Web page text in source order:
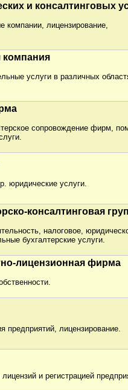
и консалтинговых
компании, лицензирование,
компания
услуги в различных
сопровождение фирм,
юридические услуги.
консалтинговая
налоговое,
бухгалтерские услуги.
лицензионная фирма
предприятий, лицензирование.
и регистрацией